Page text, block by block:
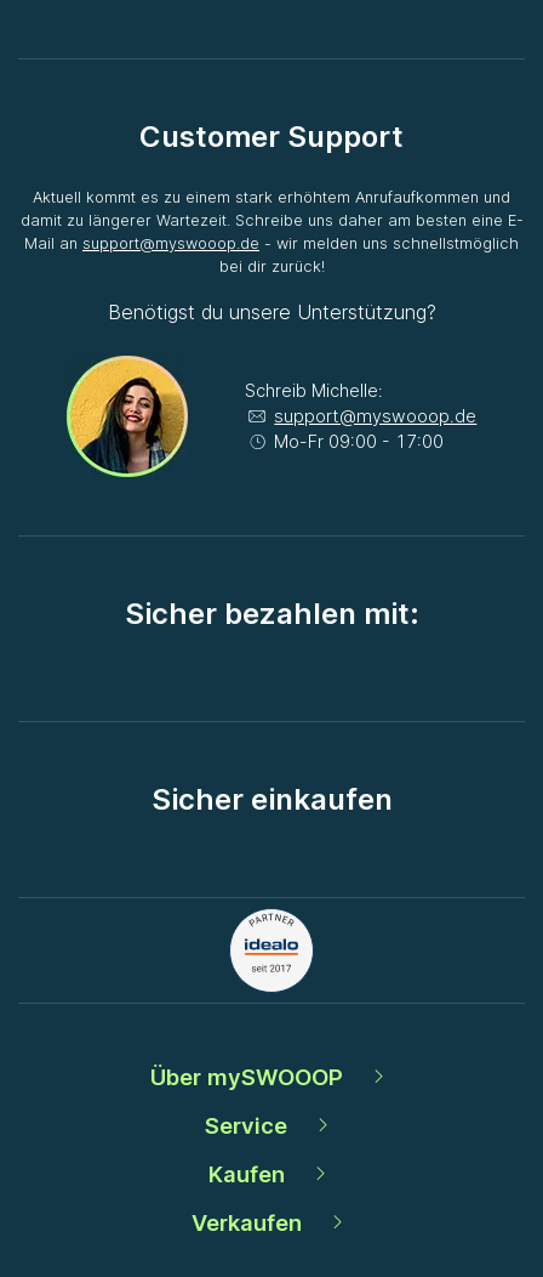
Customer Support
Aktuell kommt es zu einem stark erhöhtem Anrufaufkommen und
damit zu längerer Wartezeit. Schreibe uns daher am besten eine E-
Mail an support@myswooop.de - wir melden uns schnellstmöglich
bei dir zurück!
Benötigst du unsere Unterstützung?
Schreib Michelle:
support@myswooop.de
Mo-Fr 09:00 - 17:00
Sicher bezahlen mit:
Sicher einkaufen
Über mySWOOOP
Service
Kaufen
Verkaufen